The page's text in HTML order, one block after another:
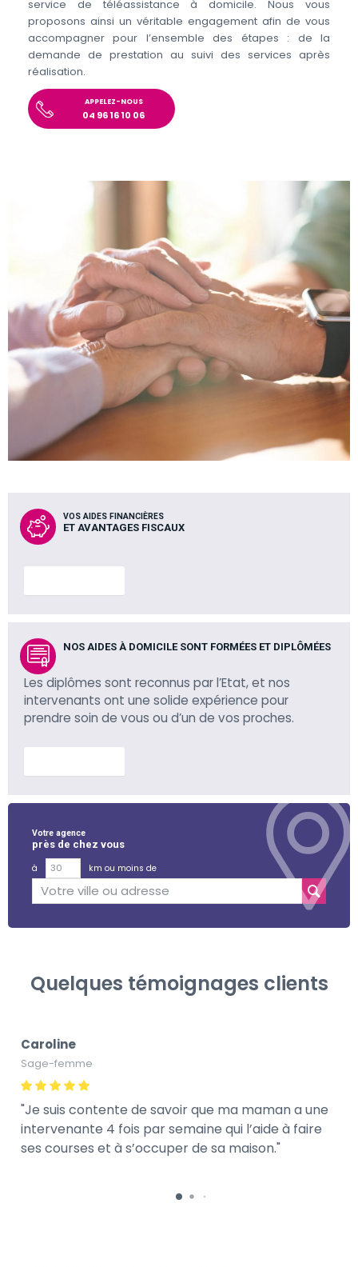
service de téléassistance à domicile. Nous vous
proposons ainsi un véritable engagement afin de vous
accompagner pour l’ensemble des étapes : de la
demande de prestation au suivi des services après
réalisation.
APPELEZ-NOUS
04 96 16 10 06
VOS AIDES FINANCIÈRES
ET AVANTAGES FISCAUX
NOS AIDES À DOMICILE SONT FORMÉES ET DIPLÔMÉES
Les diplômes sont reconnus par l’Etat, et nos
intervenants ont une solide expérience pour
prendre soin de vous ou d’un de vos proches.
Votre agence
près de chez vous
à
km ou moins de
Quelques témoignages clients
Caroline
Sage-femme
Je suis contente de savoir que ma maman a une
intervenante 4 fois par semaine qui l’aide à faire
ses courses et à s’occuper de sa maison.